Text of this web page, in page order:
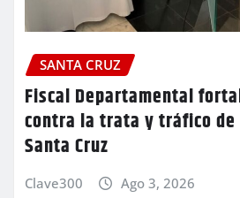
SANTA CRUZ
Fiscal Departamental
contra la trata y tráfico de
Santa Cruz
Clave300 Ago 3, 2026